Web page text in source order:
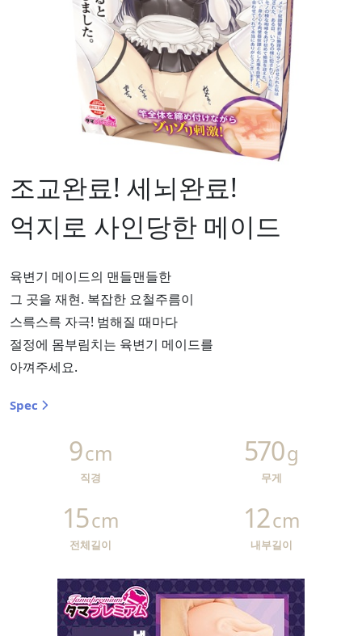
조교완료! 세뇌완료!
억지로 사인당한 메이드
육변기 메이드의 맨들맨들한
그 곳을 재현. 복잡한 요철주름이
스륵스륵 자극! 범해질 때마다
절정에 몸부림치는 육변기 메이드를
아껴주세요.
Spec
직경
9cm
무게
570g
전체길이
15cm
내부길이
12cm